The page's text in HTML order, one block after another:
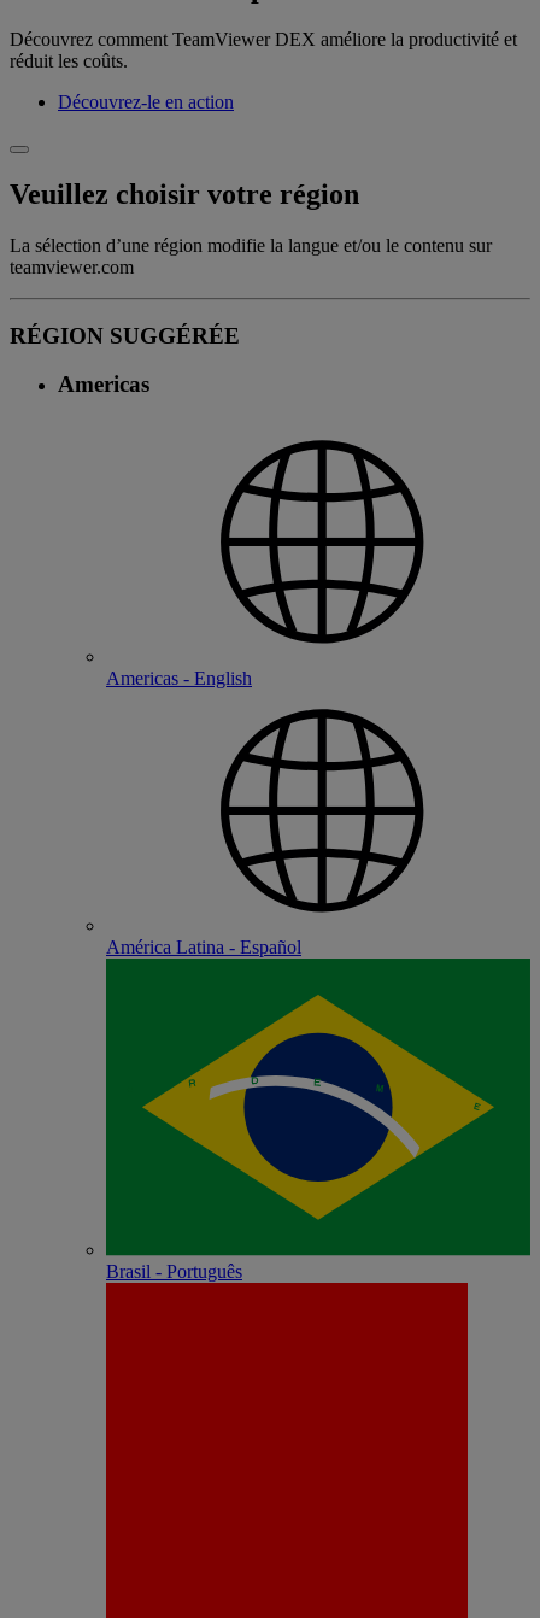
Découvrez comment TeamViewer DEX améliore la productivité et
réduit les coûts.
Découvrez-le en action
Veuillez choisir votre région
La sélection d’une région modifie la langue et/ou le contenu sur
teamviewer.com
RÉGION SUGGÉRÉE
Americas
Americas - English
América Latina - Español
Brasil - Português